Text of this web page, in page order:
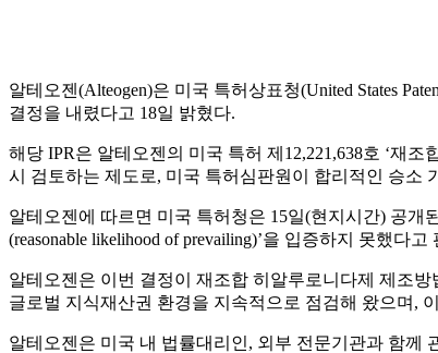
알테오젠(Alteogen)은 미국 특허상표청(United States
결정을 내렸다고 18일 밝혔다.
해당 IPR은 알테오젠의 미국 특허 제12,221,638호 ‘재
시 검토하는 제도로, 미국 특허심판원이 합리적인 승소
알테오젠에 따르면 미국 특허청은 15일(현지시간) 공개
(reasonable likelihood of prevailing)’을 입증하지 못했다
알테오젠은 이번 결정이 재조합 히알루로니다제 제조
글로벌 지식재산권 환경을 지속적으로 점검해 왔으며,
알테오젠은 미국 내 법률대리인, 외부 전문기관과 함께